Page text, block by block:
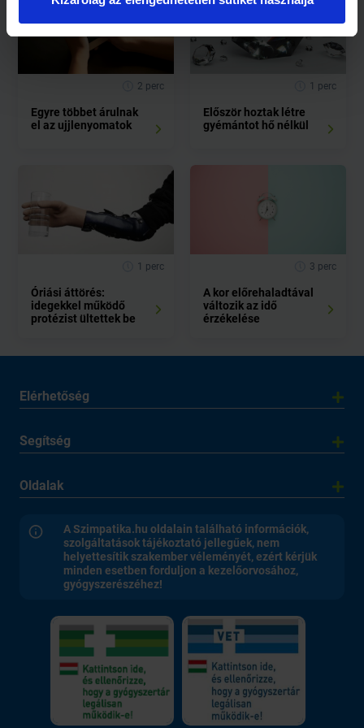
2 perc
Egyre többet árulnak
el az ujjlenyomatok
1 perc
Először hoztak létre
gyémántot hő nélkül
1 perc
Óriási áttörés:
idegekkel működő
protézist ültettek be
3 perc
A kor előrehaladtával
változik az idő
érzékelése
Elérhetőség
Segítség
Oldalak
A Szimpatika.hu oldalain található információk,
szolgáltatások tájékoztató jellegűek, nem
helyettesítik szakember véleményét, ezért kérjük
minden esetben forduljon a kezelőorvosához,
gyógyszerészéhez!